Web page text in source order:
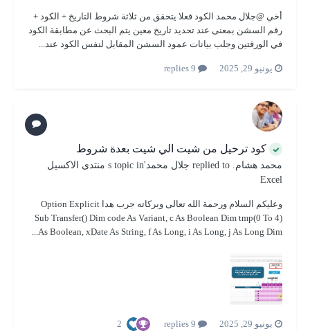
أخي @جلال محمد الكود فعلا يتحقق من ثلاثة شروط التاريخ + الكود +
رقم السشن بمعنى عند تحديد تاريخ معين يتم البحث عن مطابقة الكود
في الورقتين وجلب بيانات عمود السشن المقابل لنفس الكود عند...
يونيو 29, 2025
كود ترحيل من شيت الي شيت بعدة شروط
محمد هشام. جلال محمد's topic in
منتدى الاكسيل
Excel
وعليكم السلام ورحمة الله تعالى وبركاته جرب هدا Option Explicit
Sub Transfer() Dim code As Variant, c As Boolean Dim tmp(0 To 4)
As Boolean, xDate As String, f As Long, i As Long, j As Long Dim...
يونيو 29, 2025 2